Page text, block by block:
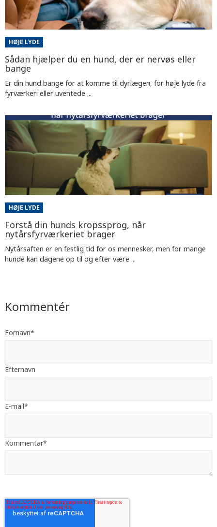
HØJE LYDE
Sådan hjælper du en hund, der er nervøs eller
bange
Er din hund bange for at komme til dyrlægen, for høje lyde fra
fyrværkeri eller uventede ...
HØJE LYDE
Forstå din hunds kropssprog, når
nytårsfyrværkeriet brager
Nytårsaften er en festlig tid for os mennesker, men for mange
hunde kan dagene op til og efter være ...
Kommentér
Fornavn*
Efternavn
E-mail*
Kommentar*